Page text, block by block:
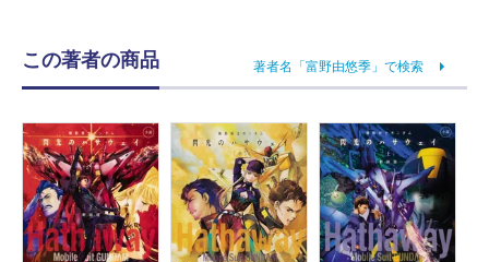
この著者の商品 著者名「富野由悠季」で検索